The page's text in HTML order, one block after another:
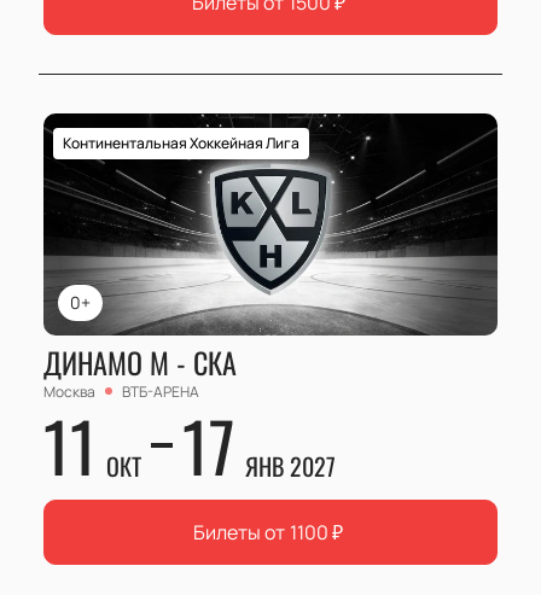
0+
Континентальная Хоккейная Лига
ДИНАМО М - СКА
Москва ВТБ-АРЕНА
11 ОКТ 17 ЯНВ 2027
Билеты от 1100₽